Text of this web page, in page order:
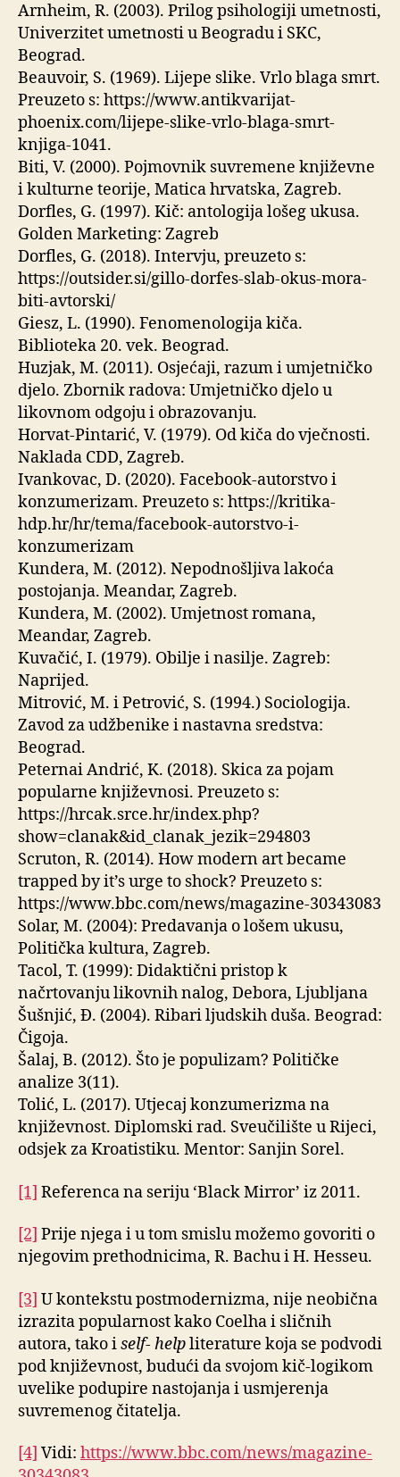
Arnheim, R. (2003). Prilog psihologiji umetnosti,
Univerzitet umetnosti u Beogradu i SKC,
Beograd.
Beauvoir, S. (1969). Lijepe slike. Vrlo blaga smrt.
Preuzeto s: https://www.antikvarijat-
phoenix.com/lijepe-slike-vrlo-blaga-smrt-
knjiga-1041.
Biti, V. (2000). Pojmovnik suvremene književne
i kulturne teorije, Matica hrvatska, Zagreb.
Dorfles, G. (1997). Kič: antologija lošeg ukusa.
Golden Marketing: Zagreb
Dorfles, G. (2018). Intervju, preuzeto s:
https://outsider.si/gillo-dorfes-slab-okus-mora-
biti-avtorski/
Giesz, L. (1990). Fenomenologija kiča.
Biblioteka 20. vek. Beograd.
Huzjak, M. (2011). Osjećaji, razum i umjetničko
djelo. Zbornik radova: Umjetničko djelo u
likovnom odgoju i obrazovanju.
Horvat-Pintarić, V. (1979). Od kiča do vječnosti.
Naklada CDD, Zagreb.
Ivankovac, D. (2020). Facebook-autorstvo i
konzumerizam. Preuzeto s: https://kritika-
hdp.hr/hr/tema/facebook-autorstvo-i-
konzumerizam
Kundera, M. (2012). Nepodnošljiva lakoća
postojanja. Meandar, Zagreb.
Kundera, M. (2002). Umjetnost romana,
Meandar, Zagreb.
Kuvačić, I. (1979). Obilje i nasilje. Zagreb:
Naprijed.
Mitrović, M. i Petrović, S. (1994.) Sociologija.
Zavod za udžbenike i nastavna sredstva:
Beograd.
Peternai Andrić, K. (2018). Skica za pojam
popularne književnosi. Preuzeto s:
https://hrcak.srce.hr/index.php?
show=clanak&id_clanak_jezik=294803
Scruton, R. (2014). How modern art became
trapped by it’s urge to shock? Preuzeto s:
https://www.bbc.com/news/magazine-30343083
Solar, M. (2004): Predavanja o lošem ukusu,
Politička kultura, Zagreb.
Tacol, T. (1999): Didaktični pristop k
načrtovanju likovnih nalog, Debora, Ljubljana
Šušnjić, Đ. (2004). Ribari ljudskih duša. Beograd:
Čigoja.
Šalaj, B. (2012). Što je populizam? Političke
analize 3(11).
Tolić, L. (2017). Utjecaj konzumerizma na
književnost. Diplomski rad. Sveučilište u Rijeci,
odsjek za Kroatistiku. Mentor: Sanjin Sorel.
[1] Referenca na seriju ‘Black Mirror’ iz 2011.
[2] Prije njega i u tom smislu možemo govoriti o
njegovim prethodnicima, R. Bachu i H. Hesseu.
[3] U kontekstu postmodernizma, nije neobična
izrazita popularnost kako Coelha i sličnih
autora, tako iself- helpliterature koja se podvodi
pod književnost, budući da svojom kič-logikom
uvelike podupire nastojanja i usmjerenja
suvremenog čitatelja.
[4] Vidi: https://www.bbc.com/news/magazine-